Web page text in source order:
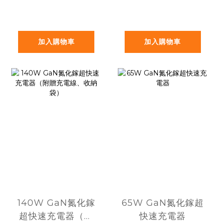
加入購物車 加入購物車
140W GaN氮化鎵
超快速充電器（附
65W GaN氮化鎵超
快速充電器